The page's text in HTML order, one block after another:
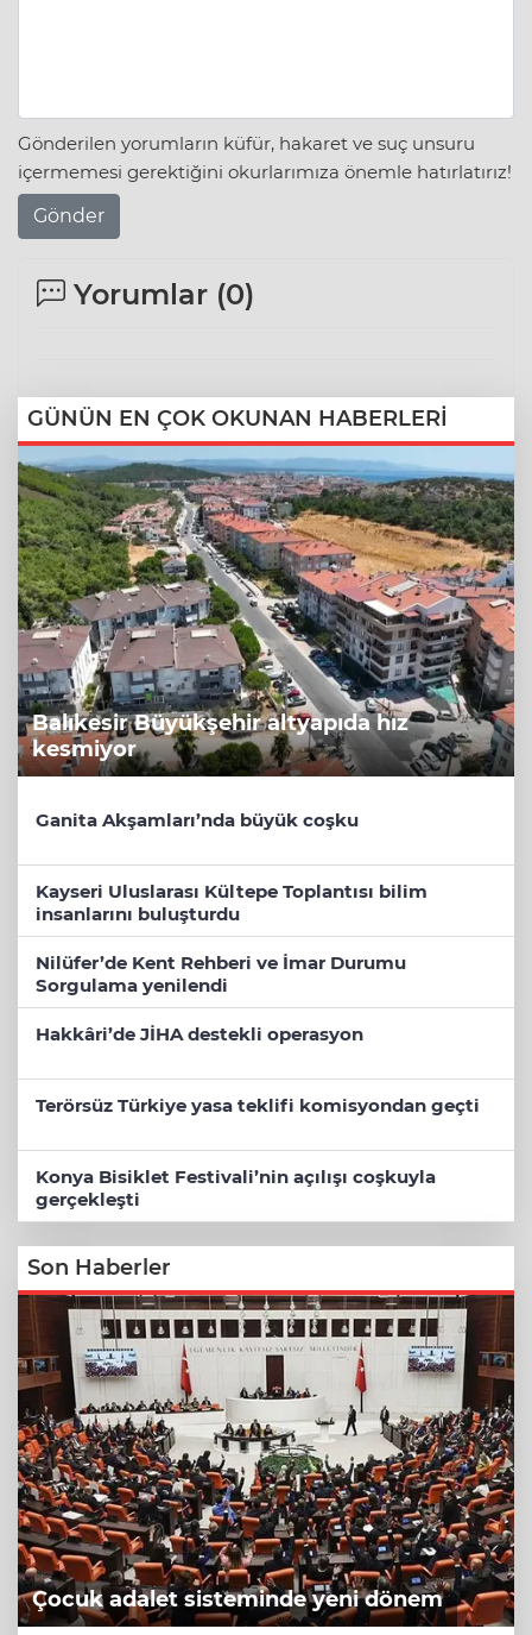
Gönderilen yorumların küfür, hakaret ve suç unsuru
içermemesi gerektiğini okurlarımıza önemle hatırlatırız!
Gönder
Yorumlar (0)
GÜNÜN EN ÇOK OKUNAN HABERLERİ
Balıkesir Büyükşehir altyapıda hız
kesmiyor
Ganita Akşamları’nda büyük coşku
Kayseri Uluslarası Kültepe Toplantısı bilim
insanlarını buluşturdu
Nilüfer’de Kent Rehberi ve İmar Durumu
Sorgulama yenilendi
Hakkâri’de JİHA destekli operasyon
Terörsüz Türkiye yasa teklifi komisyondan geçti
Konya Bisiklet Festivali’nin açılışı coşkuyla
gerçekleşti
Son Haberler
Çocuk adalet sisteminde yeni dönem